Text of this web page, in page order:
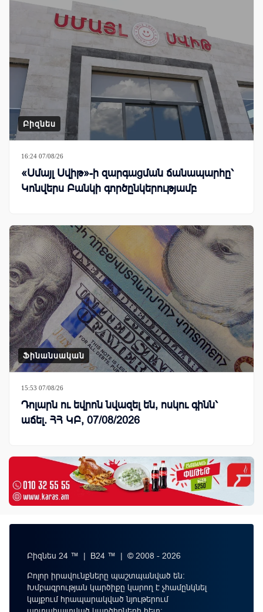
Բիզնես
16:24 07/08/26
«Սմայլ Սվիթ»-ի զարգացման ճանապարհը՝
Կոնվերս Բանկի գործընկերությամբ
Ֆինանսական
15:53 07/08/26
Դոլարն ու եվրոն նվազել են, ոսկու գինն՝
աճել. ՀՀ ԿԲ, 07/08/2026
Բիզնես 24 ™ | B24 ™ | © 2008 - 2026
Բոլոր իրավունքները պաշտպանված են:
Խմբագրության կարծիքը կարող է չհամընկնել
կայքում հրապարակված նյութերում